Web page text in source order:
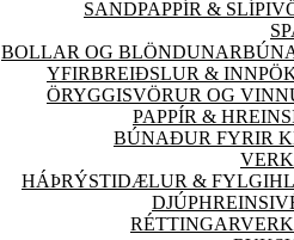
SANDPAPPÍR & SLÍPI
BOLLAR OG
YFIRBREIÐSLUR &
ÖRYGGISVÖRUR OG
PAPPÍR &
BÚNAÐUR FYRIR
VERK
HÁÞRÝSTIDÆLUR &
RÉTTINGARVERK